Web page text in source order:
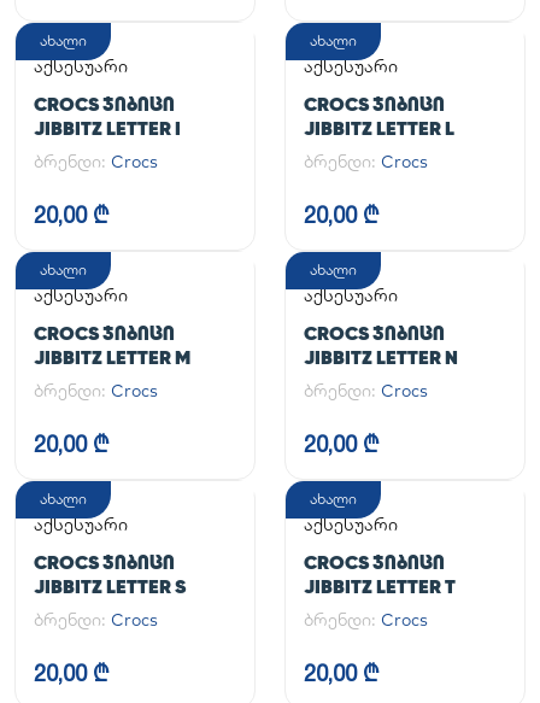
ახალი
აქსესუარი
CROCS ᲯᲘᲑᲘᲪᲘ
JIBBITZ LETTER I
ბრენდი: Crocs
20,00 ₾
ახალი
აქსესუარი
CROCS ᲯᲘᲑᲘᲪᲘ
JIBBITZ LETTER L
ბრენდი: Crocs
20,00 ₾
ახალი
აქსესუარი
CROCS ᲯᲘᲑᲘᲪᲘ
JIBBITZ LETTER M
ბრენდი: Crocs
20,00 ₾
ახალი
აქსესუარი
CROCS ᲯᲘᲑᲘᲪᲘ
JIBBITZ LETTER N
ბრენდი: Crocs
20,00 ₾
ახალი
აქსესუარი
CROCS ᲯᲘᲑᲘᲪᲘ
JIBBITZ LETTER S
ბრენდი: Crocs
20,00 ₾
ახალი
აქსესუარი
CROCS ᲯᲘᲑᲘᲪᲘ
JIBBITZ LETTER T
ბრენდი: Crocs
20,00 ₾